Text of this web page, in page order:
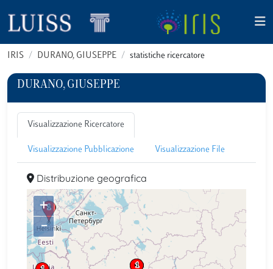
IRIS DURANO, GIUSEPPE statistiche ricercatore
DURANO, GIUSEPPE
Visualizzazione Ricercatore
Visualizzazione Pubblicazione Visualizzazione File
Distribuzione geografica
+
–